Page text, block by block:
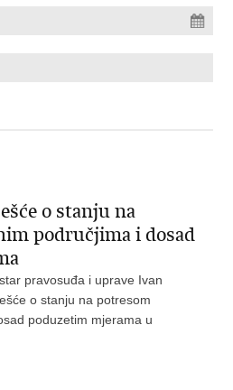
o stanju na
područjima i dosad
pravosuđa i uprave Ivan
o stanju na potresom
poduzetim mjerama u